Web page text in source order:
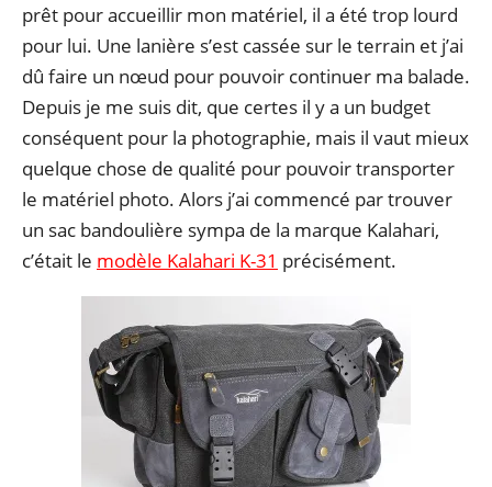
prêt pour accueillir mon matériel, il a été trop lourd
pour lui. Une lanière s’est cassée sur le terrain et j’ai
dû faire un nœud pour pouvoir continuer ma balade.
Depuis je me suis dit, que certes il y a un budget
conséquent pour la photographie, mais il vaut mieux
quelque chose de qualité pour pouvoir transporter
le matériel photo. Alors j’ai commencé par trouver
un sac bandoulière sympa de la marque Kalahari,
c’était le modèle Kalahari K-31 précisément.